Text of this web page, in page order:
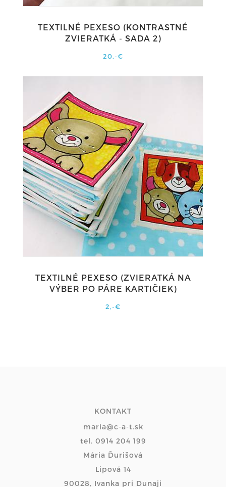
TEXTILNÉ PEXESO (KONTRASTNÉ
ZVIERATKÁ - SADA 2)
20,-€
TEXTILNÉ PEXESO (ZVIERATKÁ NA
VÝBER PO PÁRE KARTIČIEK)
2,-€
KONTAKT
maria@c-a-t.sk
tel. 0914 204 199
Mária Ďurišová
Lipová 14
90028, Ivanka pri Dunaji